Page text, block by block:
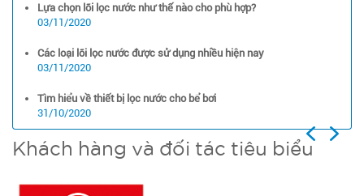
Lựa chọn lõi lọc nước như thế nào cho phù hợp?
03/11/2020
Các loại lõi lọc nước được sử dụng nhiều hiện nay
03/11/2020
Tìm hiểu về thiết bị lọc nước cho bể bơi
31/10/2020
Khách hàng và đối tác tiêu biểu
Previous
Next